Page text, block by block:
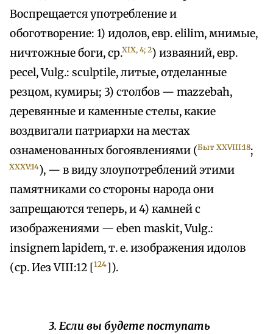
Воспрещается употребление и
обоготворение: 1) идолов, евр. elilim, мнимые,
ничтожные боги, ср.XIХ, 4; 2) изваяний, евр.
pecel, Vulg.: sculptile, литые, отделанные
резцом, кумиры; 3) столбов — mazzebah,
деревянные и каменные стелы, какие
воздвигали патриархи на местах
ознаменованных богоявлениями (Быт XXVIII:18;
XXXV:14), — в виду злоупотреблений этими
памятниками со стороны народа они
запрещаются теперь, и 4) камней с
изображениями — eben maskit, Vulg.:
insignem lapidem, т. е. изображения идолов
(ср. Иез VIII:12 [124]).
3. Если вы будете поступать